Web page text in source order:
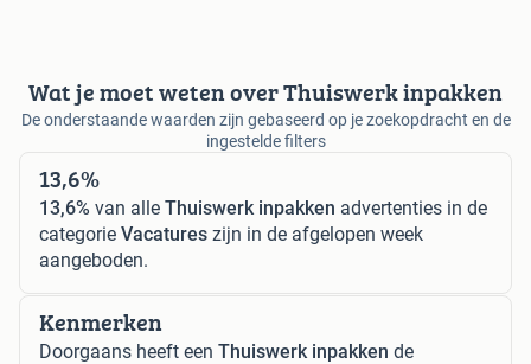
Wat je moet weten over Thuiswerk inpakken
De onderstaande waarden zijn gebaseerd op je zoekopdracht en de
ingestelde filters
13,6%
13,6% van alle Thuiswerk inpakken advertenties in de
categorie Vacatures zijn in de afgelopen week
aangeboden.
Kenmerken
Doorgaans heeft een Thuiswerk inpakken de